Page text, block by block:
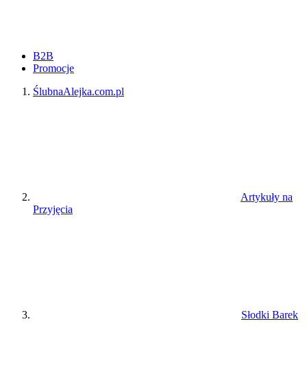
B2B
Promocje
ŚlubnaAlejka.com.pl
Artykuły na
Przyjęcia
Słodki Barek